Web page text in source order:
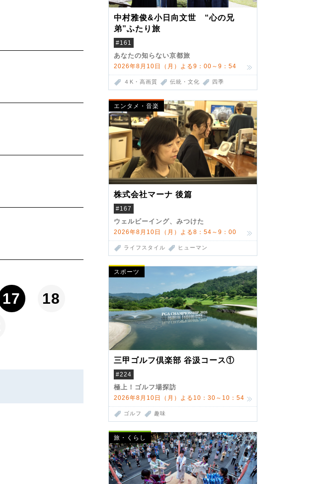
中村雅俊&小日向文世 “心の兄
弟”ふたり旅
#161
あなたの知らない京都旅
2026年8月10日（月）よる9：00～9：54
４K・高画質 伝統・文化 四季
エンタメ・音楽
株式会社マーナ 後篇
#167
ウェルビーイング、みつけた
2026年8月10日（月）よる8：54～9：00
ライフスタイル ヒューマン
スポーツ
三甲ゴルフ倶楽部 谷汲コース①
#224
極上！ゴルフ場探訪
2026年8月10日（月）よる10：30～10：54
ゴルフ 趣味
旅・くらし
17
18